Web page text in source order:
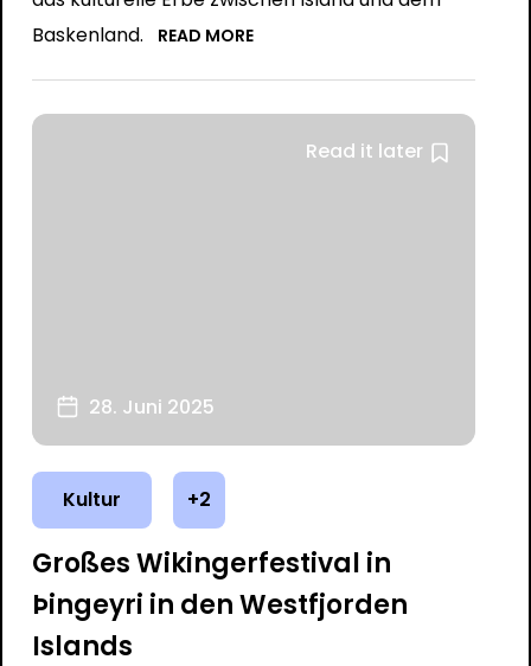
Baskenland.
READ MORE
Read it later
28. Juni 2025
Kultur +2
Großes Wikingerfestival in
Þingeyri in den Westfjorden
Islands